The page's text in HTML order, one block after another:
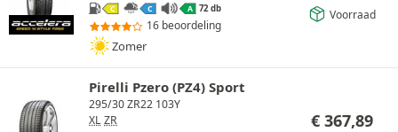
C C A 72 db
16 beoordeling
Zomer
Voorraad
Pirelli Pzero (PZ4) Sport
295/30 ZR22 103Y
XL ZR € 367,89